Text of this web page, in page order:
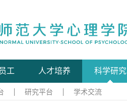
工 人才培养 科学研究
研究平台 学术交流